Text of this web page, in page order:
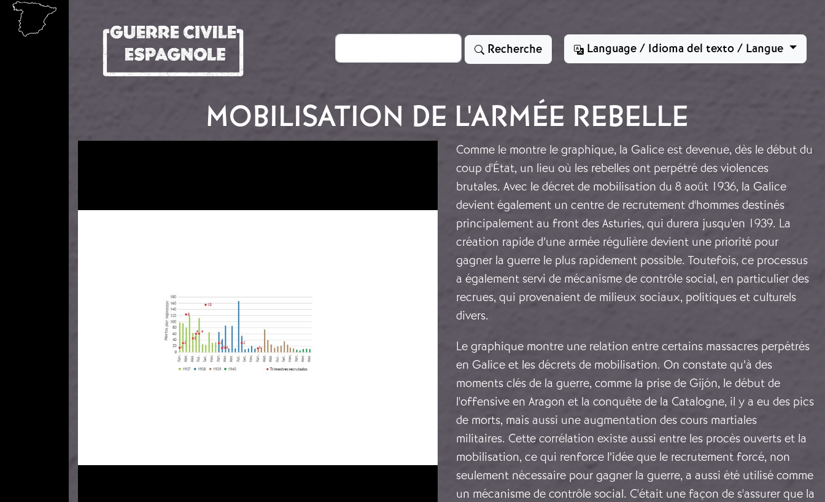
Aller au contenu principal
Rechercher Recherche Language / Idioma del texto / Langue
MOBILISATION DE L'ARMÉE REBELLE
Comme le montre le graphique, la Galice est devenue, dès le début du
coup d'État, un lieu où les rebelles ont perpétré des violences
brutales. Avec le décret de mobilisation du 8 août 1936, la Galice
devient également un centre de recrutement d'hommes destinés
principalement au front des Asturies, qui durera jusqu'en 1939. La
création rapide d’une armée régulière devient une priorité pour
gagner la guerre le plus rapidement possible. Toutefois, ce processus
a également servi de mécanisme de contrôle social, en particulier des
recrues, qui provenaient de milieux sociaux, politiques et culturels
divers.
Le graphique montre une relation entre certains massacres perpétrés
en Galice et les décrets de mobilisation. On constate qu’à des
moments clés de la guerre, comme la prise de Gijón, le début de
l'offensive en Aragon et la conquête de la Catalogne, il y a eu des pics
de morts, mais aussi une augmentation des cours martiales
militaires. Cette corrélation existe aussi entre les procès ouverts et la
mobilisation, ce qui renforce l’idée que le recrutement forcé, non
seulement nécessaire pour gagner la guerre, a aussi été utilisé comme
un mécanisme de contrôle social. C'était une façon de s'assurer que la